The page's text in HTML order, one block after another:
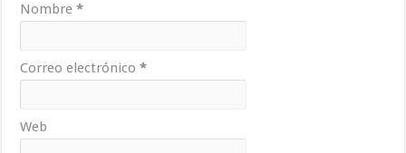
Nombre*
Correo electrónico*
Web